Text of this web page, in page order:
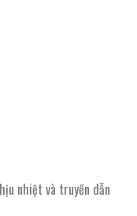
nhiệt và truyền dẫn